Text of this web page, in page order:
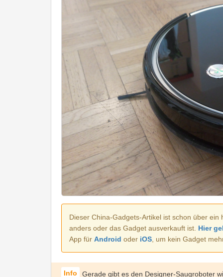
Dieser China-Gadgets-Artikel ist schon über
anders oder das Gadget ausverkauft ist. Hier
App für Android oder iOS, um kein Gadget
Gerade gibt es den Designer-Saugroboter